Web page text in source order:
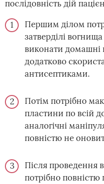
послідовність дій
Першим ділом
затверділі
виконати домашні
додатково
антисептиками.
Потім потрібно
пластини по всій
аналогічні
повністю не
Після проведення
потрібно повністю